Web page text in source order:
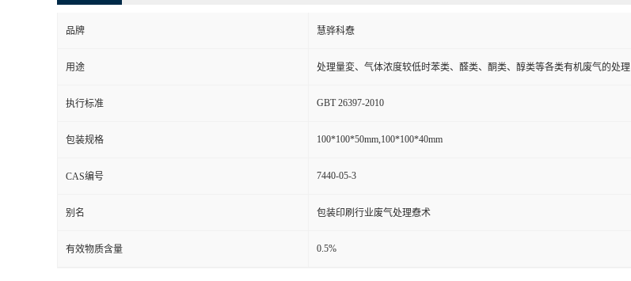
品牌 慧骅科憃
用途 处理量変、气体浓度较低时苯类、醛类、酮类、醇类等各类有机废气的处理
执行标准 GBT 26397-2010
包装规格 100*100*50mm,100*100*40mm
CAS编号 7440-05-3
别名 包装印刷行业废气处理憃术
有效物质含量 0.5%